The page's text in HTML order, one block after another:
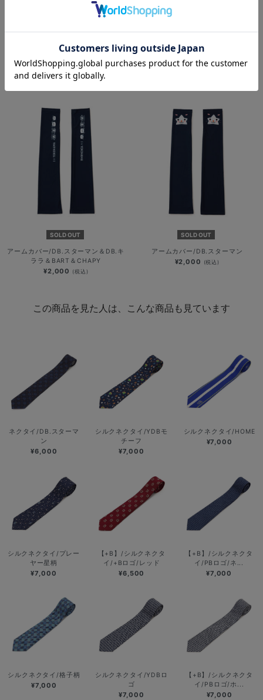
ドッグシャツ/野球未来創造
¥3,000(税込)
SOLD OUT
SOLD OUT
アームカバー/DB.スターマン＆DB.キ
ララ＆BART＆CHAPY
¥2,000 (税込)
SOLD OUT
アームカバー/DB.スターマン
¥2,000 (税込)
この商品を見た人は、こんな商品も見ています
ネクタイ/DB.スターマ
ン
¥6,000
シルクネクタイ/YDBモ
チーフ
¥7,000
シルクネクタイ/HOME
¥7,000
シルクネクタイ/プレー
ヤー星柄
¥7,000
【+B】/シルクネクタ
イ/+Bロゴ/レッド
¥6,500
【+B】/シルクネクタ
イ/PBロゴ/ネ...
¥7,000
シルクネクタイ/格子柄
¥7,000
シルクネクタイ/YDBロ
ゴ
¥7,000
【+B】/シルクネクタ
イ/PBロゴ/ホ...
¥7,000